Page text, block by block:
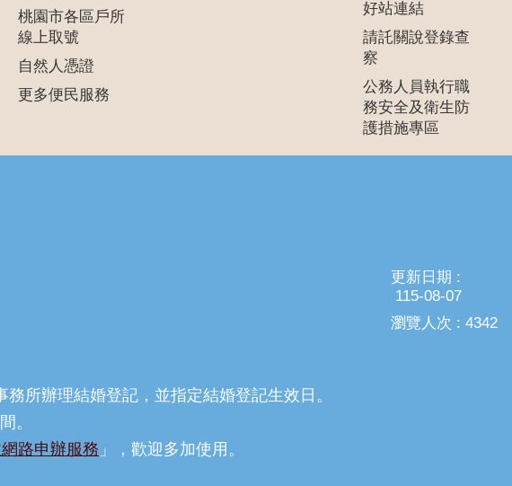
桃園市各區戶所
線上取號
自然人憑證
更多便民服務
好站連結
請託關說登錄查
察
公務人員執行職
務安全及衛生防
護措施專區
所辦理結婚登記，並指定結婚登記生效日。
。
路申辦服務 」，歡迎多加使用。
更新日期
115-08-07
瀏覽人次
4342